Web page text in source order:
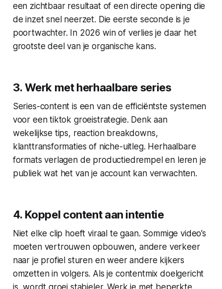
een zichtbaar resultaat of een directe opening die
de inzet snel neerzet. Die eerste seconde is je
poortwachter. In 2026 win of verlies je daar het
grootste deel van je organische kans.
3. Werk met herhaalbare series
Series-content is een van de efficiëntste systemen
voor een tiktok groeistrategie. Denk aan
wekelijkse tips, reaction breakdowns,
klanttransformaties of niche-uitleg. Herhaalbare
formats verlagen de productiedrempel en leren je
publiek wat het van je account kan verwachten.
4. Koppel content aan intentie
Niet elke clip hoeft viraal te gaan. Sommige video’s
moeten vertrouwen opbouwen, andere verkeer
naar je profiel sturen en weer andere kijkers
omzetten in volgers. Als je contentmix doelgericht
is, wordt groei stabieler. Werk je met beperkte